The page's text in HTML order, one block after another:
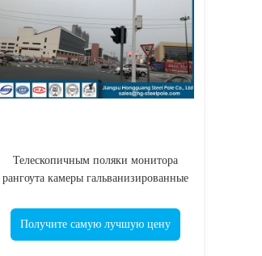
Телескопичным поляки монитора
рангоута камеры гальванизированные
Получите самую лучшую цену